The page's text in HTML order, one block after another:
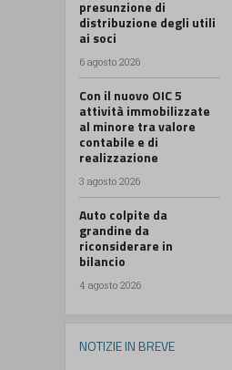
presunzione di
distribuzione degli utili
ai soci
6 agosto 2026
Con il nuovo OIC 5
attività immobilizzate
al minore tra valore
contabile e di
realizzazione
3 agosto 2026
Auto colpite da
grandine da
riconsiderare in
bilancio
4 agosto 2026
NOTIZIE IN BREVE